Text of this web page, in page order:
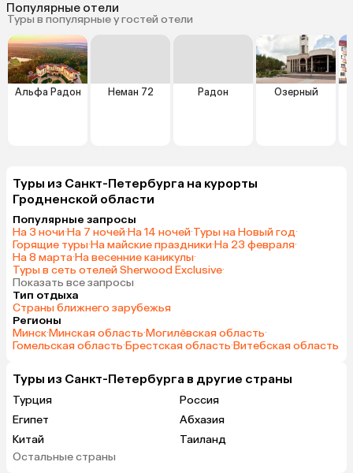
Популярные отели
Туры в популярные у гостей отели
Альфа Радон Неман 72 Радон Озерный
Туры из Санкт-Петербурга на курорты
Гродненской области
Популярные запросы
На 3 ночи·На 7 ночей·На 14 ночей·Туры на Новый год·
Горящие туры·На майские праздники·На 23 февраля·
На 8 марта·На весенние каникулы·
Туры в сеть отелей Sherwood Exclusive·
Показать все запросы
Тип отдыха
Страны ближнего зарубежья
Регионы
Минск·Минская область·Могилёвская область·
Гомельская область·Брестская область·Витебская область
Туры из Санкт-Петербурга в другие страны
Турция
Россия
Египет
Абхазия
Китай
Таиланд
Вьетнам
Остальные страны